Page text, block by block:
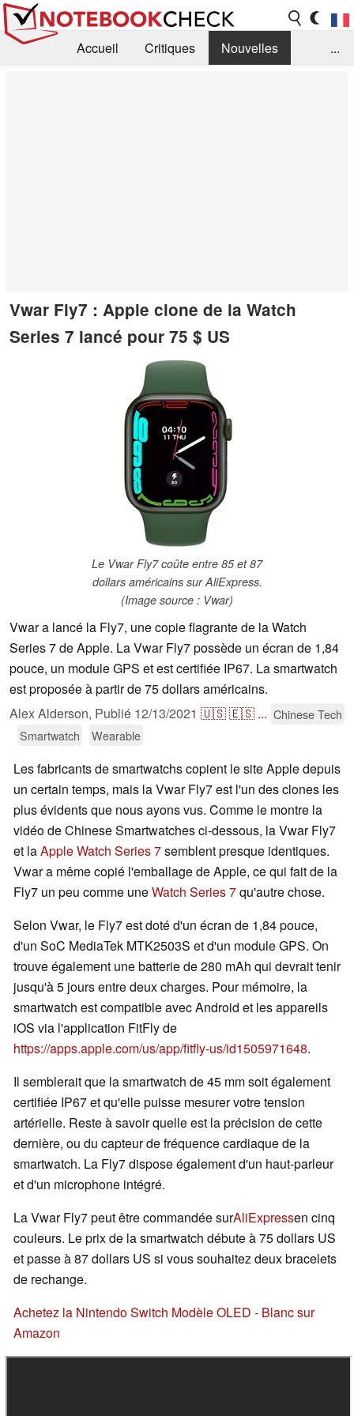
Accueil Critiques
Nouvelles
...
Vwar Fly7 : Apple clone de la Watch
Series 7 lancé pour 75 $ US
Le Vwar Fly7 coûte entre 85 et 87
dollars américains sur AliExpress.
(Image source : Vwar)
Vwar a lancé la Fly7, une copie flagrante de la Watch
Series 7 de Apple. La Vwar Fly7 possède un écran de 1,84
pouce, un module GPS et est certifiée IP67. La smartwatch
est proposée à partir de 75 dollars américains.
Alex Alderson, Publié 12/13/2021 🇺🇸🇪🇸 ... Chinese Tech
Smartwatch
Wearable
Les fabricants de smartwatchs copient le site Apple depuis
un certain temps, mais la Vwar Fly7 est l'un des clones les
plus évidents que nous ayons vus. Comme le montre la
vidéo de Chinese Smartwatches ci-dessous, la Vwar Fly7
et laApple Watch Series 7semblent presque identiques.
Vwar a même copié l'emballage de Apple, ce qui fait de la
Fly7 un peu comme uneWatch Series 7qu'autre chose.
Selon Vwar, le Fly7 est doté d'un écran de 1,84 pouce,
d'un SoC MediaTek MTK2503S et d'un module GPS. On
trouve également une batterie de 280 mAh qui devrait tenir
jusqu'à 5 jours entre deux charges. Pour mémoire, la
smartwatch est compatible avec Android et les appareils
iOS via l'application FitFly de
https://apps.apple.com/us/app/fitfly-us/id1505971648.
Il semblerait que la smartwatch de 45 mm soit également
certifiée IP67 et qu'elle puisse mesurer votre tension
artérielle. Reste à savoir quelle est la précision de cette
dernière, ou du capteur de fréquence cardiaque de la
smartwatch. La Fly7 dispose également d'un haut-parleur
et d'un microphone intégré.
La Vwar Fly7 peut être commandée surAliExpressen cinq
couleurs. Le prix de la smartwatch débute à 75 dollars US
et passe à 87 dollars US si vous souhaitez deux bracelets
de rechange.
Achetez la Nintendo Switch Modèle OLED - Blanc sur
Amazon